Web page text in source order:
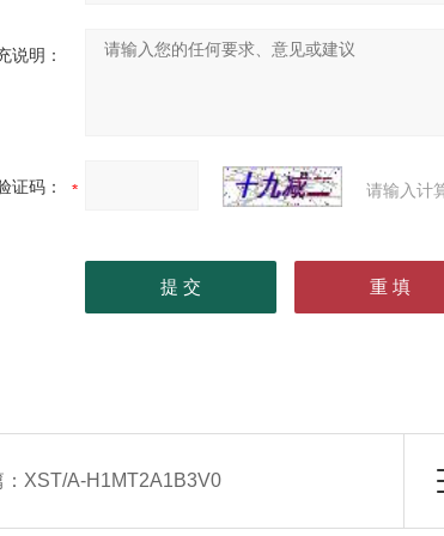
说明：
证码： 请输入计
XST/A-H1MT2A1B3V0